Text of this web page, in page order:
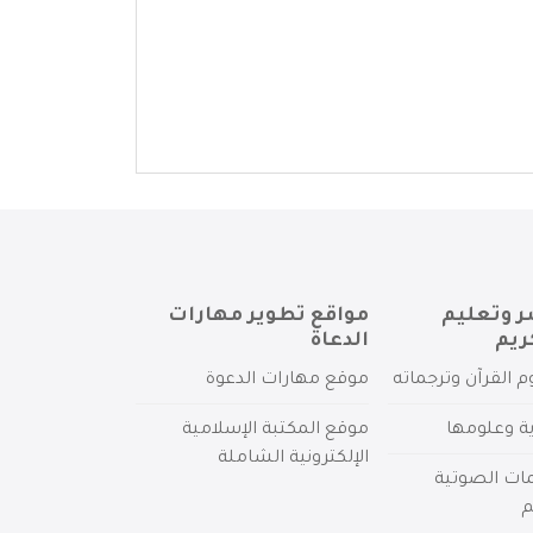
وتعليم
القرآن وترجماته
وعلومها
الصوتية
مواقع تطوير مهارات
الدعاة
موقع مهارات الدعوة
موقع المكتبة الإسلامية
الإلكترونية الشاملة